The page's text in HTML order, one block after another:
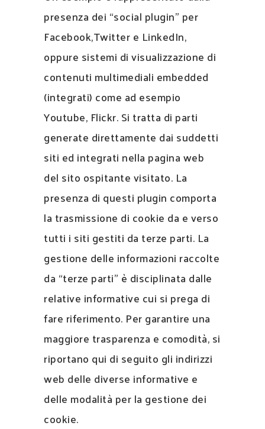
presenza dei “social plugin” per
Facebook,Twitter e LinkedIn,
oppure sistemi di visualizzazione di
contenuti multimediali embedded
(integrati) come ad esempio
Youtube, Flickr. Si tratta di parti
generate direttamente dai suddetti
siti ed integrati nella pagina web
del sito ospitante visitato. La
presenza di questi plugin comporta
la trasmissione di cookie da e verso
tutti i siti gestiti da terze parti. La
gestione delle informazioni raccolte
da “terze parti” è disciplinata dalle
relative informative cui si prega di
fare riferimento. Per garantire una
maggiore trasparenza e comodità, si
riportano qui di seguito gli indirizzi
web delle diverse informative e
delle modalità per la gestione dei
cookie.